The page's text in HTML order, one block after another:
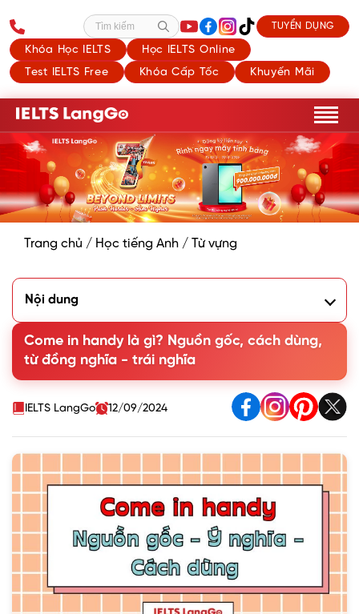
Khóa Học IELTS
Học IELTS Online
Test IELTS Free
Khóa Cấp Tốc Khuyến Mãi
Tìm kiếm TUYỂN DỤNG
Trang chủ / Học tiếng Anh / Từ vựng
Nội dung
2. Nguồn gốc của Idiom Come in handy
3. Từ đồng nghĩa - trái nghĩa của Come in handy
4. Mẫu hội thoại với Come in handy
Come in handy là gì? Nguồn gốc, cách dùng,
từ đồng nghĩa - trái nghĩa
IELTS LangGo 12/09/2024